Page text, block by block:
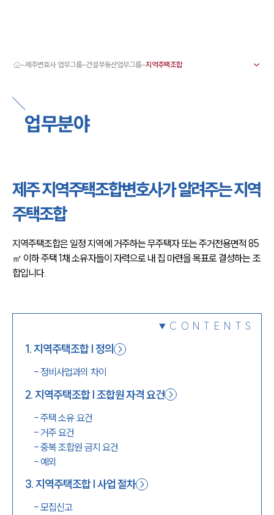
서울·제주변호사
제주형사전문변호사
제주이혼전문변호사
제주학교폭력변호사
제주변호사 주요 업무사례
제주 분사무소 오시는 길
제주변호사상담 상담접수
채용정보
제주변호사 업무그룹 건설부동산업무그룹
업무분야
제주 지역주택조합변호사가 알려주는 지역
주택조합
지역주택조합은 일정 지역에 거주하는 무주택자 또는 주거전용면적 85
㎡ 이하 주택 1채 소유자들이 자력으로 내 집 마련을 목표로 결성하는 조
합입니다.
CONTENTS
1.지역주택조합 | 정의
- 정비사업과의 차이
2.지역주택조합 | 조합원 자격 요건
-주택 소유 요건
-거주 요건
-중복 조합원 금지 요건
- 예외
3.지역주택조합 | 사업 절차
-모집신고